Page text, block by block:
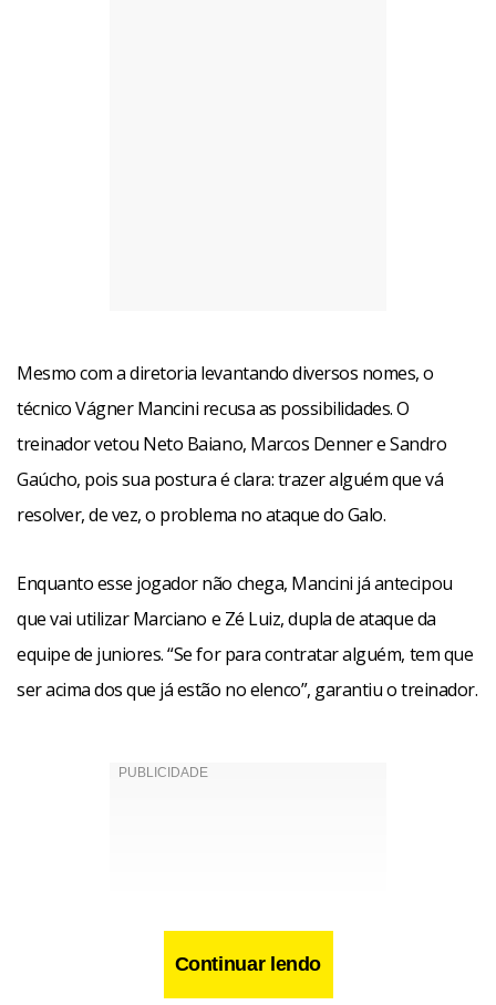
Mesmo com a diretoria levantando diversos nomes, o
técnico Vágner Mancini recusa as possibilidades. O
treinador vetou Neto Baiano, Marcos Denner e Sandro
Gaúcho, pois sua postura é clara: trazer alguém que vá
resolver, de vez, o problema no ataque do Galo.
Enquanto esse jogador não chega, Mancini já antecipou
que vai utilizar Marciano e Zé Luiz, dupla de ataque da
equipe de juniores. “Se for para contratar alguém, tem que
ser acima dos que já estão no elenco”, garantiu o treinador.
Continuar lendo